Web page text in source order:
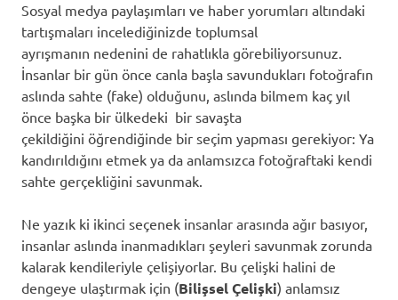
Sosyal medya paylaşımları ve haber yorumları altındaki
tartışmaları incelediğinizde toplumsal
ayrışmanın nedenini de rahatlıkla görebiliyorsunuz.
İnsanlar bir gün önce canla başla savundukları fotoğrafın
aslında sahte (fake) olduğunu, aslında bilmem kaç yıl
önce başka bir ülkedeki bir savaşta
çekildiğini öğrendiğinde bir seçim yapması gerekiyor: Ya
kandırıldığını etmek ya da anlamsızca fotoğraftaki kendi
sahte gerçekliğini savunmak.
Ne yazık ki ikinci seçenek insanlar arasında ağır basıyor,
insanlar aslında inanmadıkları şeyleri savunmak zorunda
kalarak kendileriyle çelişiyorlar. Bu çelişki halini de
dengeye ulaştırmak için (Bilişsel Çelişki) anlamsız